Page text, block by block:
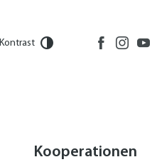
Kontrast
Kooperationen